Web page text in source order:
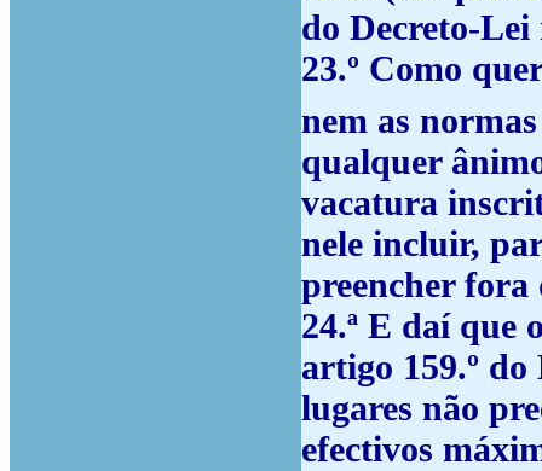
do Decreto-Lei
23.º Como
nem as
qualquer
vacatura
nele incluir,
preencher fora
24.ª E daí que
artigo 159.º
lugares não
efectivos